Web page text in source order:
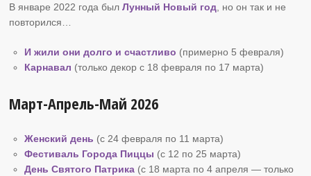
В январе 2022 года былЛунный Новый год , но он так и не
повторился…
И жили они долго и счастливо (примерно 5 февраля)
Карнавал (только декор с 18 февраля по 17 марта)
Март-Апрель-Май 2026
Женский день (с 24 февраля по 11 марта)
Фестиваль Города Пиццы (с 12 по 25 марта)
День Святого Патрика (с 18 марта по 4 апреля — только